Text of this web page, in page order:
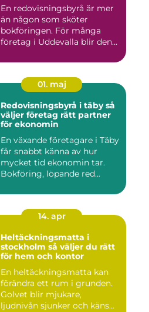
En redovisningsbyrå är mer
än någon som sköter
bokföringen. För många
företag i Uddevalla blir den
01. maj
Redovisningsbyrå i täby så
väljer företag rätt partner
för ekonomin
En växande företagare i Täby
får snabbt känna av hur
mycket tid ekonomin tar.
Bokföring, löpande red...
14. apr
Heltäckningsmatta i
stockholm så väljer du rätt
för hem och kontor
En heltäckningsmatta kan
förändra ett rum i grunden.
Golvet blir mjukare,
ljudnivån sjunker och käns...